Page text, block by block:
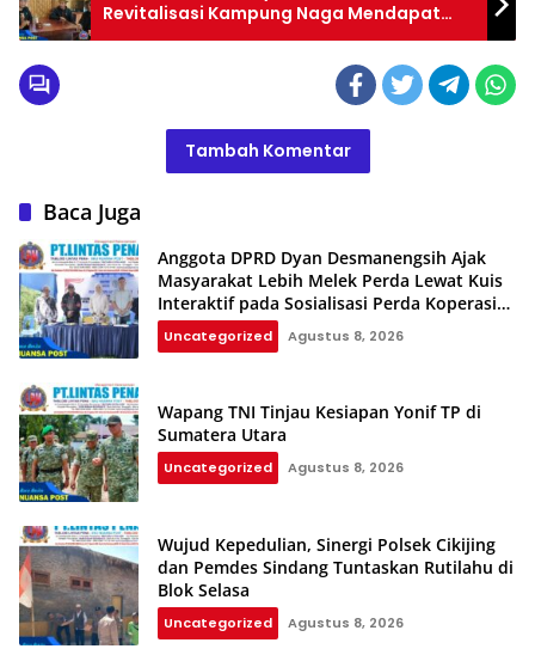
Revitalisasi Kampung Naga Mendapat
Respon Positif dari Sesepuh Kampung
Tambah Komentar
Baca Juga
Anggota DPRD Dyan Desmanengsih Ajak
Masyarakat Lebih Melek Perda Lewat Kuis
Interaktif pada Sosialisasi Perda Koperasi
dan UMKM
Uncategorized Agustus 8, 2026
Wapang TNI Tinjau Kesiapan Yonif TP di
Sumatera Utara
Uncategorized Agustus 8, 2026
Wujud Kepedulian, Sinergi Polsek Cikijing
dan Pemdes Sindang Tuntaskan Rutilahu di
Blok Selasa‎‎
Uncategorized Agustus 8, 2026